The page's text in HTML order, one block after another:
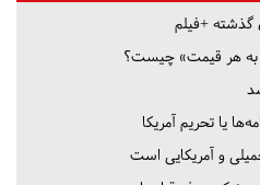
به هر قیمت» چیست؟
یا تحریم‌ آمریکا
و آمریکایی است